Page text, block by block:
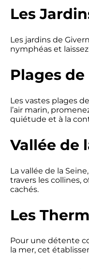
Les
Les jardins de
nymphéas et
Plages
Les vastes plages
l’air marin,
quiétude et à la
Vallée de
La vallée de la
travers les collines,
cachés.
Les
Pour une détente
la mer, cet